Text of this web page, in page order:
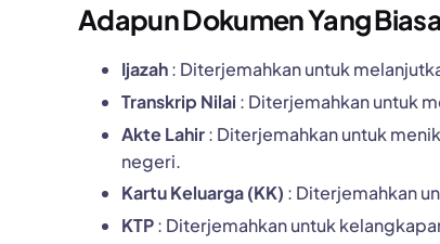
Adapun Dokumen Yang
Ijazah: Diterjemahkan untuk
Transkrip Nilai : Diterjemahkan untuk
Akte Lahir: Diterjemahkan untuk
negeri.
Kartu Keluarga (KK) : Diterjemahkan
KTP: Diterjemahkan untuk